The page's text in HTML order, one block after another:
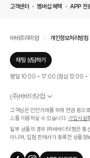
고객센터 멤버십 혜택 APP 전
바바프리미엄 개인정보처리방침
채팅 상담하기
평일 10:00 ~ 17:00 (점심 12:00 ~
(주)바바더닷컴
서울특별시 서초구 신반포로 339,
사업자 등록번호 569-86-01308
통신판매업신고번호 제 2019 - 서
개인정보관리책임자 : 김효영
인증범위 온라인 쇼핑몰 서
고객님은 안전거래를 위해 현금 등으
스를 이용하실 수 있습니다. 가입사실
일부 상품의 경우 ㈜바바더닷컴은 통
아니며, 입점 판매사가 등록한 상품정